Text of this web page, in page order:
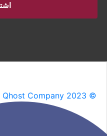
Qhost Company 2023 ©